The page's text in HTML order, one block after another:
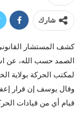
شارك
كشف المستشار
الصمد حسب الله، عن
لمكتب الحركة بولاية
وقال يوسف إن قرار
قيام أي من قيادات